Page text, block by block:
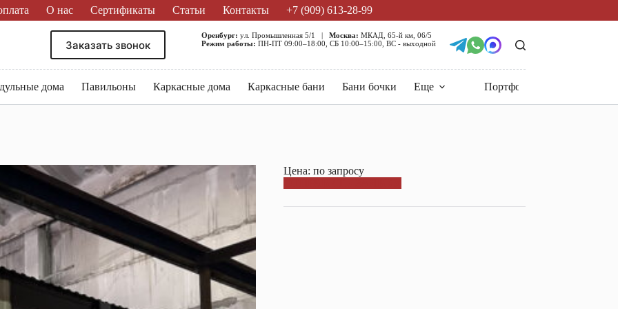
О нас Сертификаты Статьи Контакты +7 (909) 613-28-99
Заказать звонок
Оренбург: ул. Промышленная 5/1 | Москва: МКАД, 65-й км, 06/5
Режим работы: ПН-ПТ 09:00–18:00, СБ 10:00–15:00, ВС - выходной
дома Павильоны Каркасные дома Каркасные бани Бани бочки Еще Портфолио
Цена: по запросу